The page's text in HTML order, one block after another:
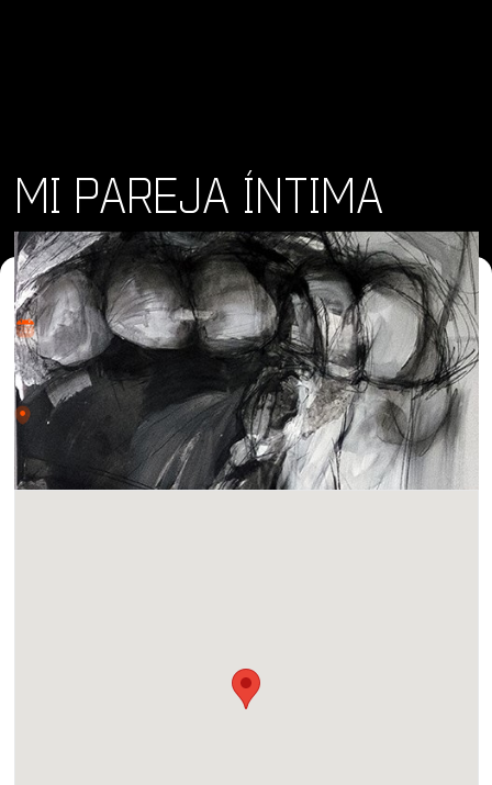
MI PAREJA ÍNTIMA
Dónde y Cuándo
sáb 5 oct 2024 - dom 16 mar 2025
Lugar
Oceanside Museum of Art, 704 Pier View Way, Oceanside
CA, 92054